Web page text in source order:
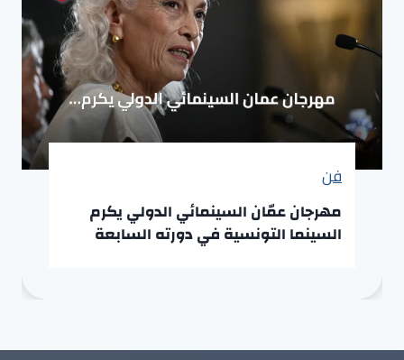
فن
مهرجان عمّان السينمائي الدولي يكرم
السينما التونسية في دورته السابعة